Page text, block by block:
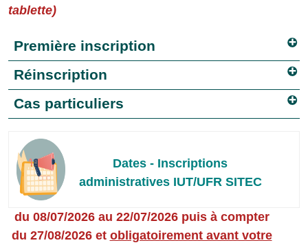
tablette)
Première inscription
Réinscription
Cas particuliers
Dates - Inscriptions
administratives IUT/UFR SITEC
du 08/07/2026 au 22/07/2026 puis à compter
du 27/08/2026 et obligatoirement avant votre